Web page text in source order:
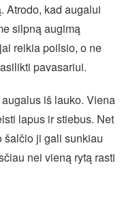
Atrodo, kad augalui
silpną augimą
reikia poilsio, o ne
pavasariui.
iš lauko. Viena
lapus ir stiebus. Net
šalčio ji gali sunkiau
nei vieną rytą rasti